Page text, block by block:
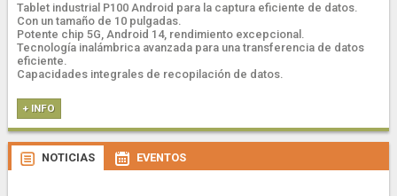
Tablet industrial P100 Android para la captura eficiente de datos.
Con un tamaño de 10 pulgadas.
Potente chip 5G, Android 14, rendimiento excepcional.
Tecnología inalámbrica avanzada para una transferencia de datos
eficiente.
Capacidades integrales de recopilación de datos.
+ INFO
NOTICIAS EVENTOS